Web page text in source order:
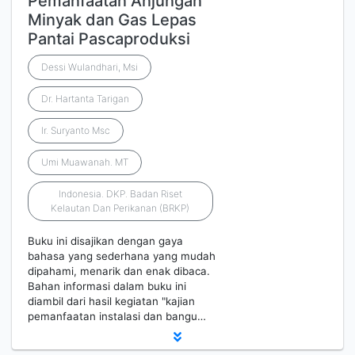
Minyak dan Gas Lepas
Pantai Pascaproduksi
Dessi Wulandhari, Msi
Dr. Hartanta Tarigan
Ir. Suryanto Msc
Umi Muawanah. MT
Indonesia. DKP. Badan Riset
Kelautan Dan Perikanan (BRKP)
Buku ini disajikan dengan gaya
bahasa yang sederhana yang mudah
dipahami, menarik dan enak dibaca.
Bahan informasi dalam buku ini
diambil dari hasil kegiatan "kajian
pemanfaatan instalasi dan bangu…